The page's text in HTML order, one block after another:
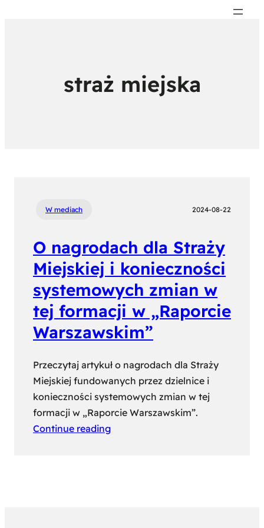
straż miejska
W mediach 2024-08-22
O nagrodach dla Straży
Miejskiej i konieczności
systemowych zmian w
tej formacji w „Raporcie
Warszawskim”
Przeczytaj artykuł o nagrodach dla Straży
Miejskiej fundowanych przez dzielnice i
konieczności systemowych zmian w tej
formacji w „Raporcie Warszawskim”.
Continue reading